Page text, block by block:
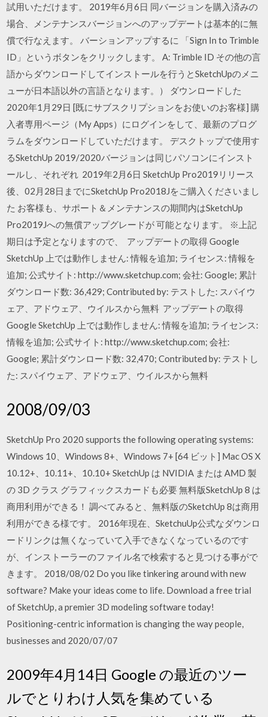
試用いただけます。 2019年6月6日 同バージョンを購入済みの
場合、メンテナンスバージョンへのアップデートは基本的に無
償で行なえます。 バーションアップするに 「Sign In to Trimble
ID」というボタンをクリックします。 A: Trimble ID その他の言
語からダウンロードしてインストールを行うとSketchUpのメニ
ューが日本語以外の言語となります。） ダウンロードした
2020年1月29日 [既にサブスクリプションをお使いのお客様] 購
入者専用ページ（My Apps）にログインをして、最新のプログ
ラムをダウンロードしていただけます。 デスクトップで使用す
るSketchUp 2019/2020バージョンは同じパソコンにインスト
ールし、それぞれ 2019年2月6日 SketchUp Pro2019リリース
後、02月28日までにSketchUp Pro2018Jをご購入くださいまし
た お客様も、サポート＆メンテナンスの期間内はSketchUp
Pro2019Jへの無償アップグレードが 可能となります。 ※上記
期日は予定となりますので、 アップデートの取得 Google
SketchUp 上では動作しません: 情報を追加; ライセンス: 情報を
追加; 公式サイト: http://www.sketchup.com; 会社: Google; 累計
ダウンロード数: 36,429; Contributed by: テストした: スパイウ
ェア、アドウェア、ウイルスから無料 アップデートの取得
Google SketchUp 上では動作しません: 情報を追加; ライセンス:
情報を追加; 公式サイト: http://www.sketchup.com; 会社:
Google; 累計ダウンロード数: 32,470; Contributed by: テストし
た: スパイウェア、アドウェア、ウイルスから無料
2008/09/03
SketchUp Pro 2020 supports the following operating systems:
Windows 10、Windows 8+、Windows 7+ [64 ビット] Mac OS X
10.12+、10.11+、10.10+ SketchUp は NVIDIA または AMD 製
の 3D クラス グラフィックスカードも必要 無料版SketchUp 8 は
商用利用ができる！ 調べてみると、無料版のSketchUp 8は商用
利用ができる様です。 2016年現在、SketchuUp公式なダウンロ
ードリンクは無くなっていて入手できなくなっているのです
が、インストーラーのファイル名で検索すると見つける事がで
きます。 2018/08/02 Do you like tinkering around with new
software? Make your ideas come to life. Download a free trial
of SketchUp, a premier 3D modeling software today!
Positioning-centric information is changing the way people,
businesses and 2020/07/07
2009年4月14日 Google の最近のツー
ルでとりわけ人気を集めている